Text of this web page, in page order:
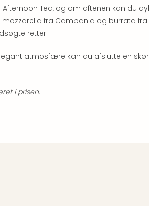
Tea, og om aftenen kan du
mozzarella fra Campania og burrata
retter.
atmosfære kan du afslutte en
i prisen.